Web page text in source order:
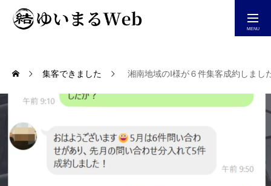
ホーム
自社仕事が増えるHP制作
集客できました 湘南地域のI様が６件集客成約しまし